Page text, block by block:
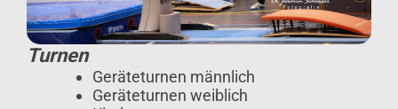
Turnen
Geräteturnen männlich
Geräteturnen weiblich